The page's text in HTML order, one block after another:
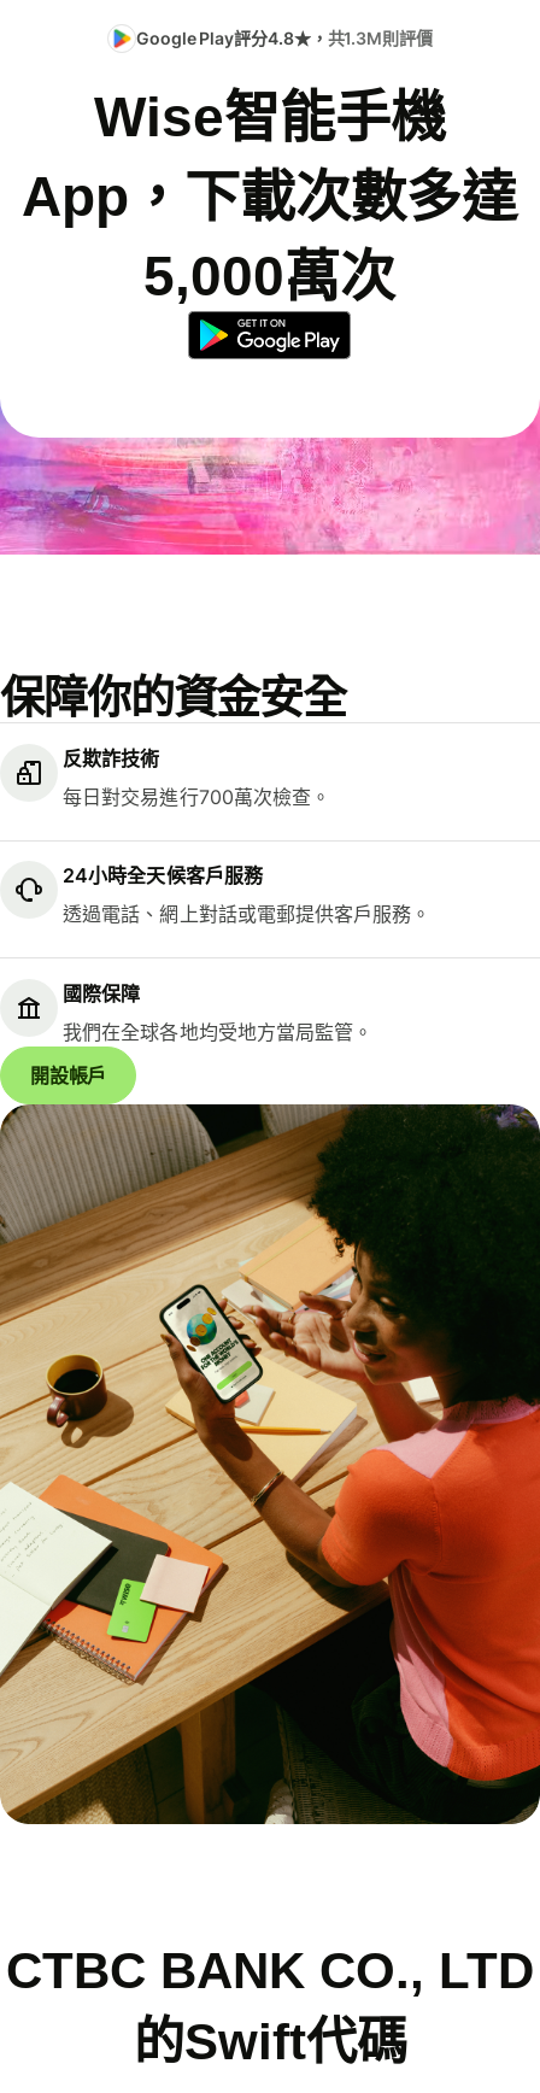
Google Play評分4.8★， 共1.3M則評價
Wise智能手機
App，下載次數多達
5,000萬次
保障你的資金安全
反欺詐技術
每日對交易進行700萬次檢查。
24小時全天候客戶服務
透過電話、網上對話或電郵提供客戶服務。
國際保障
我們在全球各地均受地方當局監管。
開設帳戶
CTBC BANK CO., LTD
的Swift代碼